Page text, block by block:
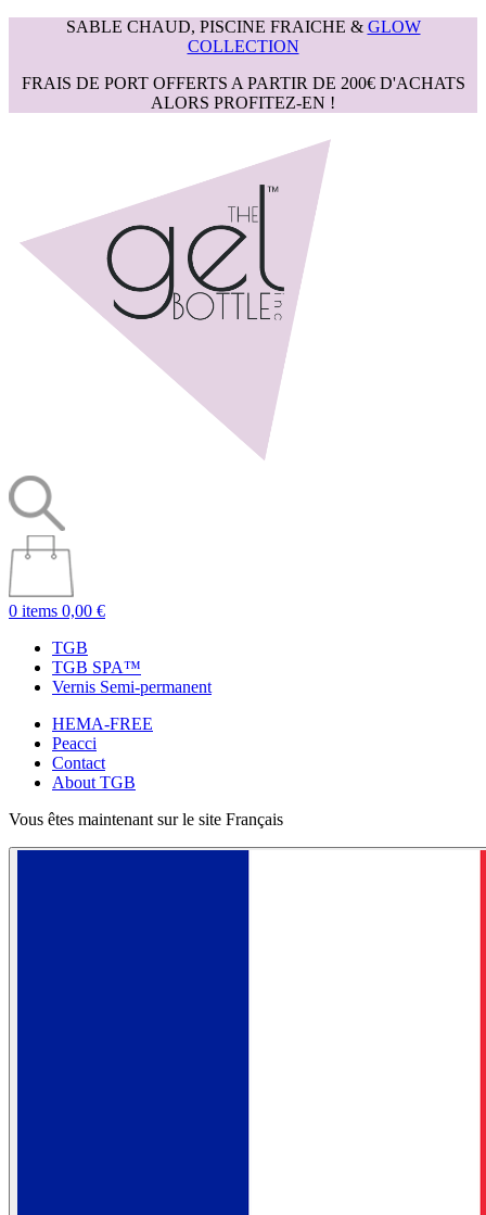
SABLE CHAUD, PISCINE FRAICHE & GLOW
COLLECTION
FRAIS DE PORT OFFERTS A PARTIR DE 200€ D'ACHATS
ALORS PROFITEZ-EN !
0 items 0,00 €
TGB
TGB SPA™
Vernis Semi-permanent
HEMA-FREE
Peacci
Contact
About TGB
Vous êtes maintenant sur le site Français